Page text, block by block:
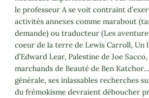
le professeur A se voit contraint
activités annexes comme marabout
demande) ou traducteur (Les
coeur de la terre de Lewis Carroll, Un
d’Edward Lear, Palestine de Joe
marchands de Beauté de Ben
générale, ses inlassables recherches
du frémokisme devraient déboucher